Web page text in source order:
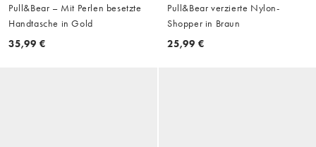
Pull&Bear – Mit Perlen besetzte
Handtasche in Gold
35,99 €
Pull&Bear verzierte Nylon-
Shopper in Braun
25,99 €